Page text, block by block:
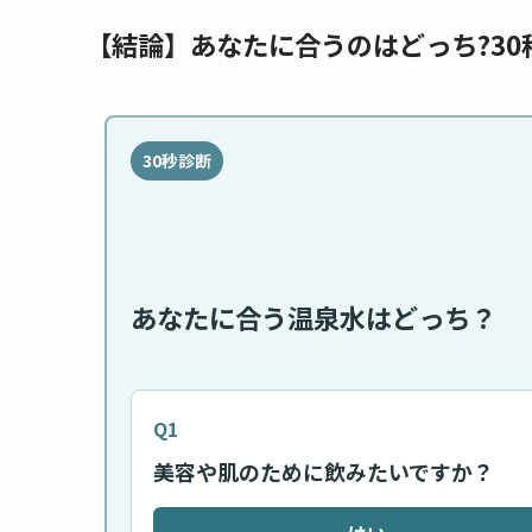
【結論】あなたに合うのはどっち
30秒診断
あなたに合う温泉水はどっち？
Q1
美容や肌のために飲みたいですか？